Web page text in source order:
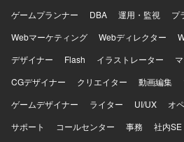
ゲームプランナー
DBA 運用・監視 プ
Webマーケティング
Webディレクター
デザイナー
Flash イラストレーター
CGデザイナー
クリエイター 動画編集
ゲームデザイナー
ライター UI/UX オ
サポート
コールセンター 事務 社内SE